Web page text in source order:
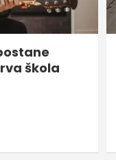
škola